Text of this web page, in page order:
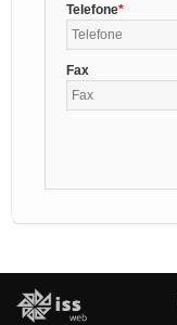
Telefone
Fax